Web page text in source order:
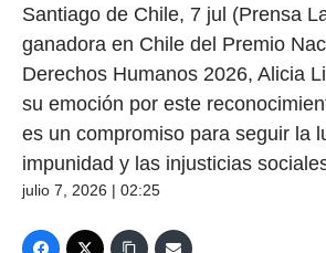
Santiago de Chile, 7 jul (Prensa
ganadora en Chile del Premio
Derechos Humanos 2026, Alicia
su emoción por este
es un compromiso para seguir la
impunidad y las injusticias
julio 7, 2026 | 02:25